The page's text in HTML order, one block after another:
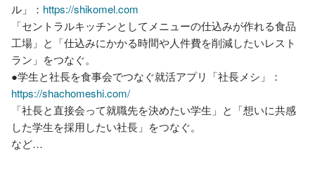
ル」： https://shikomel.com
「セントラルキッチンとしてメニューの仕込みが作れる食品
工場」と「仕込みにかかる時間や人件費を削減したいレスト
ラン」をつなぐ。
●学生と社長を食事会でつなぐ就活アプリ「社長メシ」：
https://shachomeshi.com/
「社長と直接会って就職先を決めたい学生」と「想いに共感
した学生を採用したい社長」をつなぐ。
など…